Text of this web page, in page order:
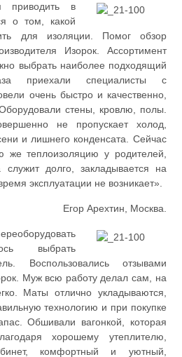
приводить в
о том, какой
для изоляции. Помог обзор
Изорок. Ассортимент
выбрать наиболее подходящий
приехали специалисты с
очень быстро и качественно,
стены, кровлю, полы.
не пропускает холод,
и лишнего конденсата. Сейчас
же теплоизоляцию у родителей,
долго, закладывается на
эксплуатации не возникает».
Егор Арехтин, Москва.
выбрать
Воспользовались отзывами
Муж всю работу делал сам, на
Маты отлично укладываются,
технологию и при покупке
Обшивали вагонкой, которая
хорошему утеплителю,
комфортный и уютный,